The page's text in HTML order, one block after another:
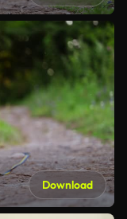
Download